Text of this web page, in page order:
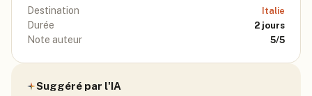
Destination Italie
Durée 2 jours
Note auteur 5/5
Suggéré par l'IA